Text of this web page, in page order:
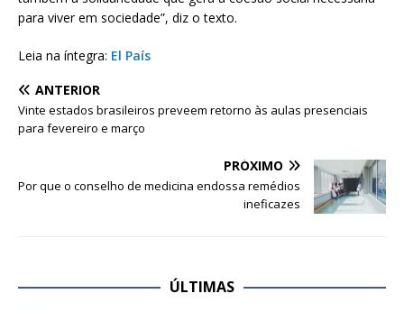
para viver em sociedade”, diz o texto.
Leia na íntegra: El País
ANTERIOR
Vinte estados brasileiros preveem retorno às aulas presenciais
para fevereiro e março
PRÓXIMO
Por que o conselho de medicina endossa remédios
ineficazes
ÚLTIMAS